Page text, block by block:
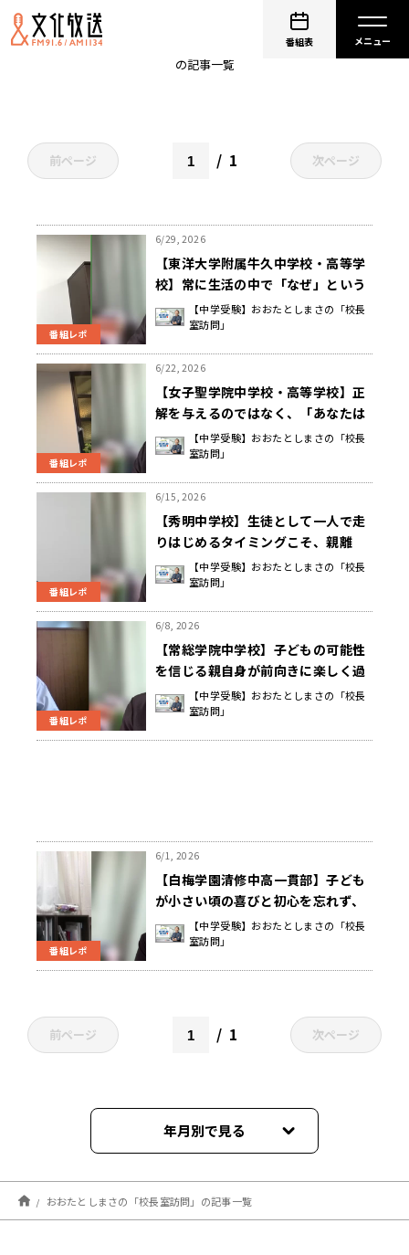
番組表
おおたとしまさの「校長室訪問」
の記事一覧
前ページ 1 次ページ
番組レポ
6/29, 2026
【東洋大学附属牛久中学校・高等学
校】常に生活の中で「なぜ」という
疑問を持ち、いろんな問いを立てる
ことで探究する姿勢を育てる 金澤
【中学受験】おおたとしまさの「校長
室訪問」
番組レポ
6/22, 2026
【女子聖学院中学校・高等学校】正
解を与えるのではなく、「あなたは
どうする？」と 自ら考え悩み選んで
行動することを大切にする 塚原 隆
【中学受験】おおたとしまさの「校長
室訪問」
番組レポ
6/15, 2026
【秀明中学校】生徒として一人で走
りはじめるタイミングこそ、親離
れ・子離れ。我が子を信じて見守る
ことが大切 神原 洋 校長先生
【中学受験】おおたとしまさの「校長
室訪問」
番組レポ
6/8, 2026
【常総学院中学校】子どもの可能性
を信じる親自身が前向きに楽しく過
ごす様子は、子どもへの生きた教材
になる 坂田 英一 校長先生
【中学受験】おおたとしまさの「校長
室訪問」
番組レポ
6/1, 2026
【白梅学園清修中高一貫部】子ども
が小さい頃の喜びと初心を忘れず、
他との競争ではなく、過去の自分か
らの成長に重きを置く 南 和男 校長
【中学受験】おおたとしまさの「校長
室訪問」
前ページ 1 次ページ
年月別で見る
2026年08月
2026年07月
おおたとしまさの「校長室訪問」の記事一覧